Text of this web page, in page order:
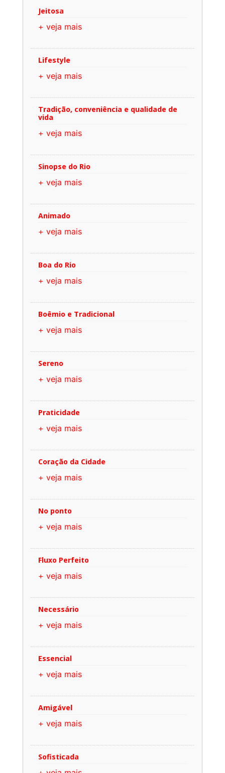
Jeitosa
+ veja mais
Lifestyle
+ veja mais
Tradição, conveniência e qualidade de
vida
+ veja mais
Sinopse do Rio
+ veja mais
Animado
+ veja mais
Boa do Rio
+ veja mais
Boêmio e Tradicional
+ veja mais
Sereno
+ veja mais
Praticidade
+ veja mais
Coração da Cidade
+ veja mais
No ponto
+ veja mais
Fluxo Perfeito
+ veja mais
Necessário
+ veja mais
Essencial
+ veja mais
Amigável
+ veja mais
Sofisticada